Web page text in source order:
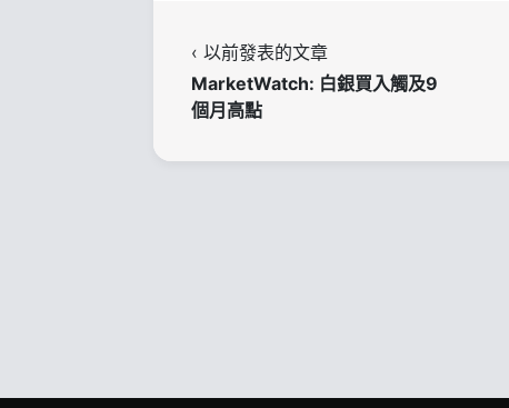
‹ 以前發表的文章
MarketWatch: 白銀買入觸及9
個月高點